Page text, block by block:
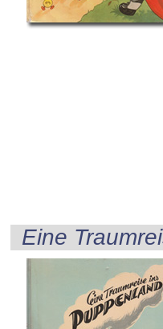
Eine